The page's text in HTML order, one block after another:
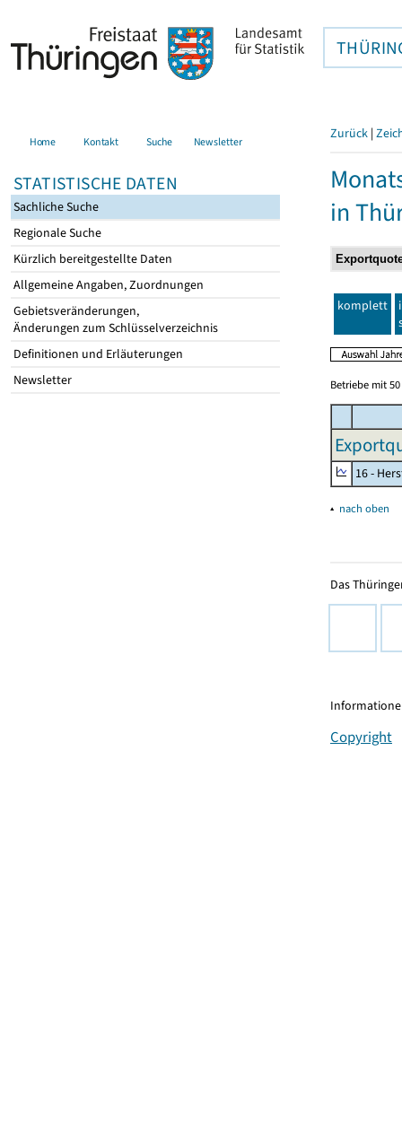
Home Kontakt Suche Newsletter
STATISTISCHE DATEN
Sachliche Suche
Regionale Suche
Kürzlich bereitgestellte Daten
Allgemeine Angaben, Zuordnungen
Gebietsveränderungen,
Änderungen zum Schlüsselverzeichnis
Definitionen und Erläuterungen
Newsletter
Zurück |
in
komplett
Betriebe mit
16 -
▴ nach oben
Das
Copyright